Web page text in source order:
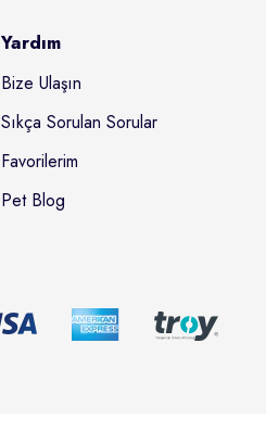
Yardım
Bize Ulaşın
Sıkça Sorulan Sorular
Favorilerim
Pet Blog